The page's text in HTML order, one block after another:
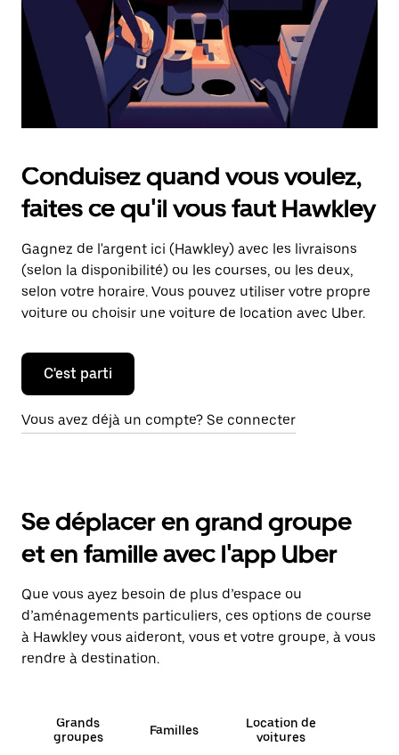
d'échappement
pour
fermer
calendrier.
Conduisez quand vous voulez,
faites ce qu'il vous faut Hawkley
Gagnez de l'argent ici (Hawkley) avec les livraisons
(selon la disponibilité) ou les courses, ou les deux,
selon votre horaire. Vous pouvez utiliser votre propre
voiture ou choisir une voiture de location avec Uber.
C'est parti
Vous avez déjà un compte? Se connecter
Se déplacer en grand groupe
et en famille avec l'app Uber
Que vous ayez besoin de plus d’espace ou
d’aménagements particuliers, ces options de course
à Hawkley vous aideront, vous et votre groupe, à vous
rendre à destination.
Grands
groupes
Familles
Location de
voitures